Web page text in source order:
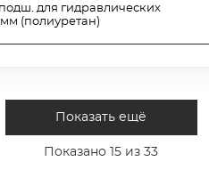
для гидравлических
(полиуретан)
Показать ещё
Показано 15 из 33